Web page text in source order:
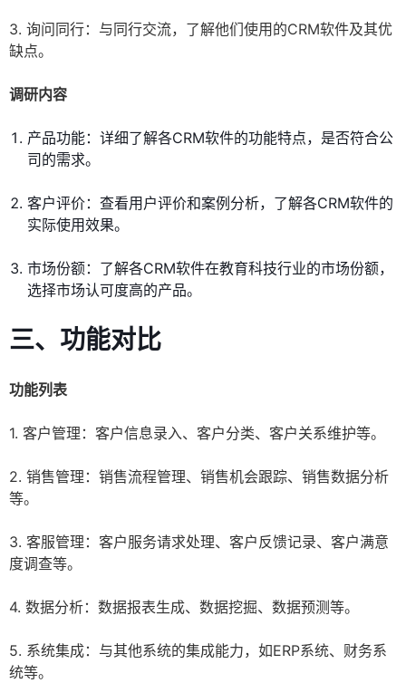
3. 询问同行：与同行交流，了解他们使用的CRM软件及其优
缺点。
调研内容
产品功能：详细了解各CRM软件的功能特点，是否符合公
司的需求。
客户评价：查看用户评价和案例分析，了解各CRM软件的
实际使用效果。
市场份额：了解各CRM软件在教育科技行业的市场份额，
选择市场认可度高的产品。
三、功能对比
功能列表
1. 客户管理：客户信息录入、客户分类、客户关系维护等。
2. 销售管理：销售流程管理、销售机会跟踪、销售数据分析
等。
3. 客服管理：客户服务请求处理、客户反馈记录、客户满意
度调查等。
4. 数据分析：数据报表生成、数据挖掘、数据预测等。
5. 系统集成：与其他系统的集成能力，如ERP系统、财务系
统等。